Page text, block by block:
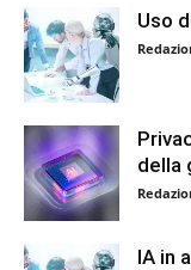
Uso
della
IA in